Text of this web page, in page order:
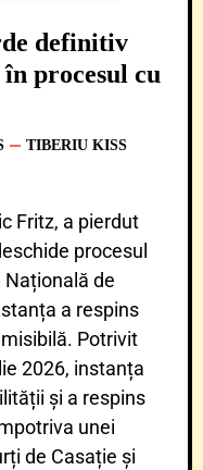
definitiv
procesul cu
TIBERIU KISS
Fritz, a pierdut
procesul
de
a respins
Potrivit
2026, instanța
și a respins
unei
de Casație și